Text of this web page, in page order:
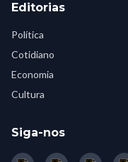
Editorias
Política
Cotidiano
Economia
Cultura
Siga-nos